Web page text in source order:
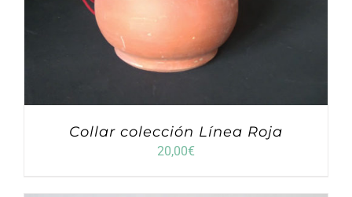
Collar colección Línea Roja
20,00€